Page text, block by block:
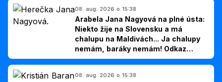
08. aug. 2026 o 15:38
Arabela Jana Nagyová na plné ústa:
Niekto žije na Slovensku a má
chalupu na Maldivách... Ja chalupy
nemám, baráky nemám! Odkaz
Slovákom
08. aug. 2026 o 15:38